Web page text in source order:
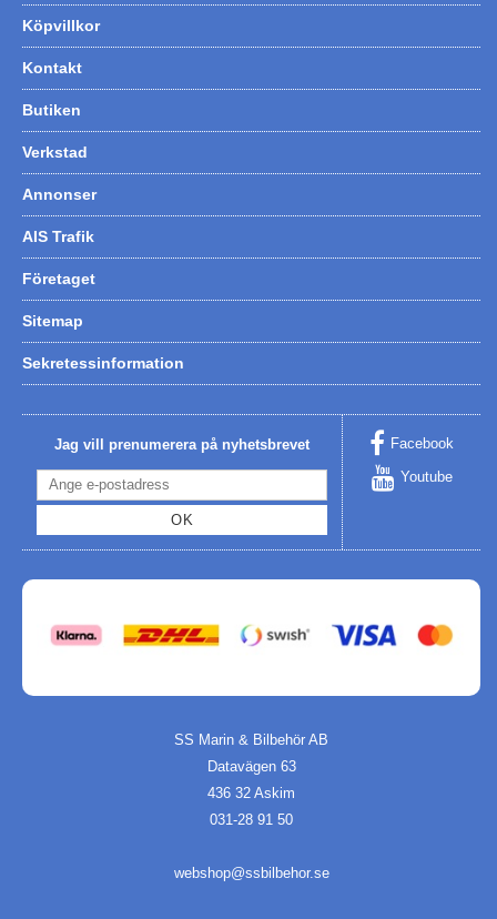
Victron - Batteriladdare
CTEK - Batteriladdare
Webasto - Dieselvärmare
Calix - Packline - Takboxar
Thule - Takboxar
Thule - Lasthållare
LAGERRENSING
Begagnade Motorer & Båtar
Köpvillkor
Kontakt
Butiken
Verkstad
Annonser
AIS Trafik
Företaget
Sitemap
Sekretessinformation
Jag vill prenumerera på nyhetsbrevet
OK
Facebook
Youtube
SS Marin & Bilbehör AB
Datavägen 63
436 32 Askim
031-28 91 50
webshop@ssbilbehor.se